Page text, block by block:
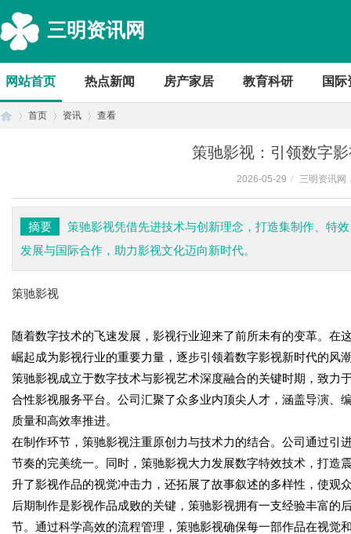
三明资讯网
网站首页 热点新闻 房产家居 教育科研 国际
首页 资讯 查看
策驰影视：引领数字
2026-05-29 / 三明资讯网
摘要
策驰影视凭借先进技术与创新理念，打造集制作、特
发展与国际合作，助力影视文化迈向新时代。
策驰影视
随着数字技术的飞速发展，影视行业迎来了前所未有的变革。
崛起成为影视行业的重要力量，逐步引领着数字影视新时代的风
策驰影视成立于数字技术与影视艺术深度融合的关键时期，致力
合性影视服务平台。公司汇聚了众多业内顶尖人才，涵盖导演、
质量和高效率推进。
在制作环节，策驰影视注重原创力与技术力的结合。公司通过引
节奏的完美统一。同时，策驰影视大力发展数字特效技术，打
升了影视作品的视觉冲击力，还拓展了故事叙述的多样性，使观
后期制作是影视作品成败的关键，策驰影视拥有一支经验丰富
节。通过科学高效的流程管理，策驰影视确保每一部作品在视觉